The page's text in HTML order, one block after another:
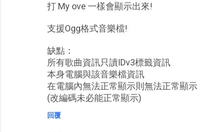
打 My ove 一樣會顯示出來!
支援Ogg格式音樂檔!
缺點：
所有歌曲資訊只讀IDv3標籤資訊
本身電腦與該音樂檔資訊
在電腦內無法正常顯示則無法正常顯示
(改編碼未必能正常顯示)
回覆